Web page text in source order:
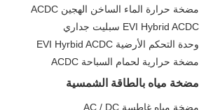
مضخة حرارة الماء الساخن الهجين ACDC
EVI Hybrid ACDC سبليت جداري
وحدة التحكم الأرضية EVI Hyrbid ACDC
مضخة حرارية لحمام السباحة ACDC
مضخة مياه بالطاقة الشمسية
مضخة مياه غاطسة AC / DC